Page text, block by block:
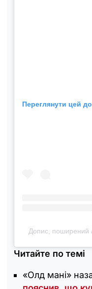
Переглянути цей
Допис, поширений
Читайте по темі
«Олд мані»